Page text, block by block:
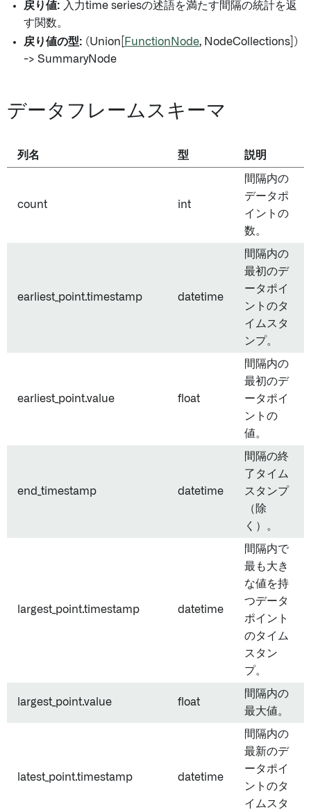
戻り値: 入力time seriesの述語を満たす間隔の統計を返
す関数。
戻り値の型: (Union[ FunctionNode, NodeCollections])
-> SummaryNode
データフレームスキーマ
列名 型 説明
count int
間隔内の
データポ
イントの
数。
earliest_point.timestamp datetime
間隔内の
最初のデ
ータポイ
ントのタ
イムスタ
ンプ。
earliest_point.value float
間隔内の
最初のデ
ータポイ
ントの
値。
end_timestamp datetime
間隔の終
了タイム
スタンプ
（除
く）。
largest_point.timestamp datetime
間隔内で
最も大き
な値を持
つデータ
ポイント
のタイム
スタン
プ。
largest_point.value float
間隔内の
最大値。
latest_point.timestamp datetime
間隔内の
最新のデ
ータポイ
ントのタ
イムスタ